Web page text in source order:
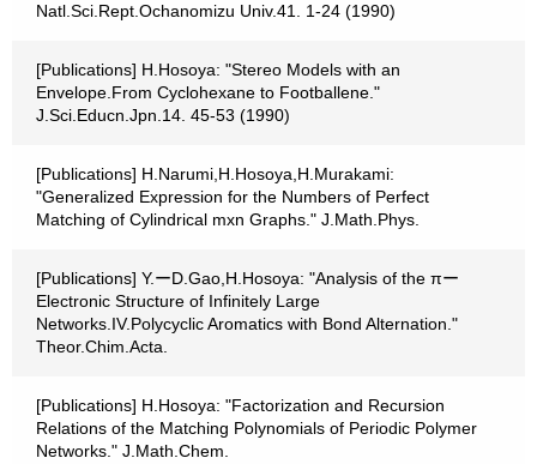
Natl.Sci.Rept.Ochanomizu Univ.41. 1-24 (1990)
[Publications] H.Hosoya: "Stereo Models with an
Envelope.From Cyclohexane to Footballene."
J.Sci.Educn.Jpn.14. 45-53 (1990)
[Publications] H.Narumi,H.Hosoya,H.Murakami:
"Generalized Expression for the Numbers of Perfect
Matching of Cylindrical mxn Graphs." J.Math.Phys.
[Publications] Y.ーD.Gao,H.Hosoya: "Analysis of the πー
Electronic Structure of Infinitely Large
Networks.IV.Polycyclic Aromatics with Bond Alternation."
Theor.Chim.Acta.
[Publications] H.Hosoya: "Factorization and Recursion
Relations of the Matching Polynomials of Periodic Polymer
Networks." J.Math.Chem.